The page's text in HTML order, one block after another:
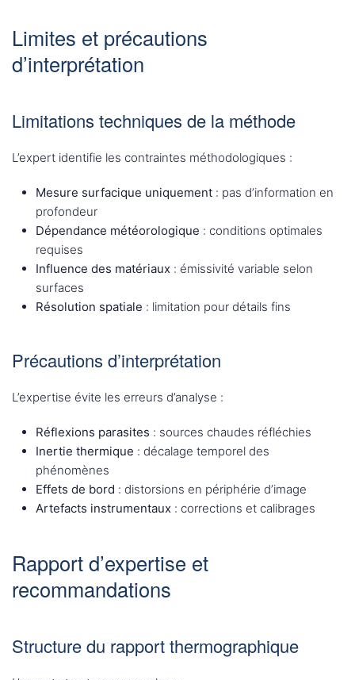
Limites et précautions
d’interprétation
Limitations techniques de la méthode
L’expert identifie les contraintes méthodologiques :
Mesure surfacique uniquement : pas d’information en
profondeur
Dépendance météorologique : conditions optimales
requises
Influence des matériaux : émissivité variable selon
surfaces
Résolution spatiale : limitation pour détails fins
Précautions d’interprétation
L’expertise évite les erreurs d’analyse :
Réflexions parasites : sources chaudes réfléchies
Inertie thermique : décalage temporel des
phénomènes
Effets de bord : distorsions en périphérie d’image
Artefacts instrumentaux : corrections et calibrages
Rapport d’expertise et
recommandations
Structure du rapport thermographique